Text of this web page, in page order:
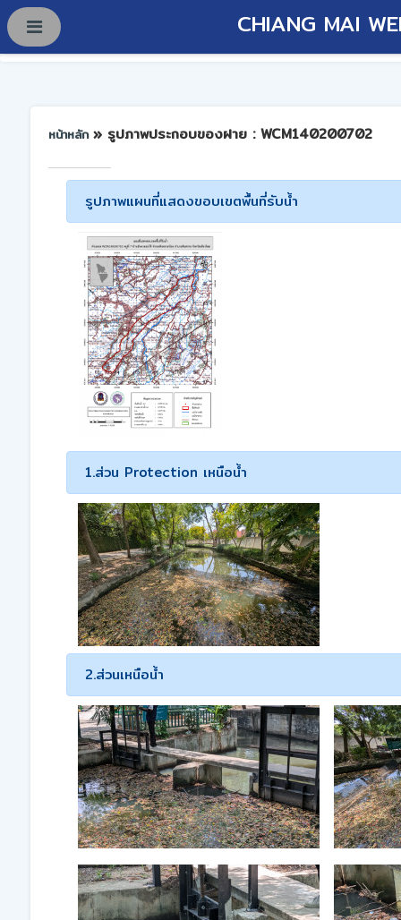
CHIANG MAI
หน้าหลัก » รูปภาพประกอบของฝาย : WCM140200702
รูปภาพแผนที่แสดงขอบเขตพื้นที่รับน้ำ
1.ส่วน Protection เหนือน้ำ
2.ส่วนเหนือน้ำ